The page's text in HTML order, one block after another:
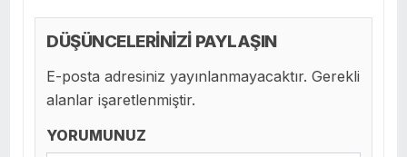
DÜŞÜNCELERİNİZİ PAYLAŞIN
E-posta adresiniz yayınlanmayacaktır. Gerekli
alanlar işaretlenmiştir.
YORUMUNUZ